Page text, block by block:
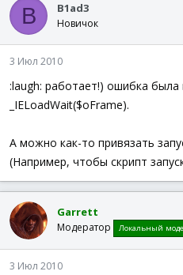
B B1ad3
Новичок
3 Июл 2010
:laugh: работает!) ошибка
_IELoadWait($oFrame).
А можно как-то привязать
(Например, чтобы скрипт
Garrett
Модератор Локальный
3 Июл 2010